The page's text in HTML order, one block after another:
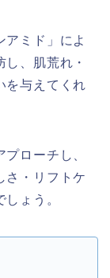
アミド」によ
、肌荒れ・
を与えてくれ
ローチし、
さ・リフトケ
ょう。